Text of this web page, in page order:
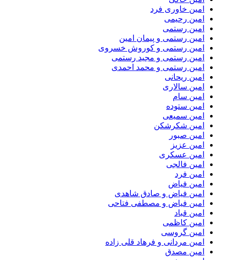
امین خاوری فرد
امین رحیمی
امین رستمی
امین رستمی و پیمان امین
امین رستمی و کوروش خسروی
امین رستمی و مجید رستمی
امین رستمی و محمد احمدی
امین ریحانی
امین سالاری
امین سام
امین ستوده
امین سمیعی
امین شکرشکن
امین صبور
امین عزیز
امین عسکری
امین فالجی
امین فرد
امین فیاض
امین فیاض و صادق شاهدی
امین فیاض و مصطفی فتاحی
امین قباد
امین کاظمی
امین گروسی
امین مردانی و فرهاد قلی زاده
امین مصدق